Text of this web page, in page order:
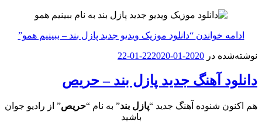
ادامه خواندن “دانلود موزیک ویدیو جدید پازل بند – ببینیم همو”
نوشته‌شده در 2020-01-22
2020-01-22
دانلود آهنگ جدید پازل بند – حریص
هم اکنون شنوده آهنگ جدید “پازل بند” به نام “حریص” از رادیو جوان
باشید